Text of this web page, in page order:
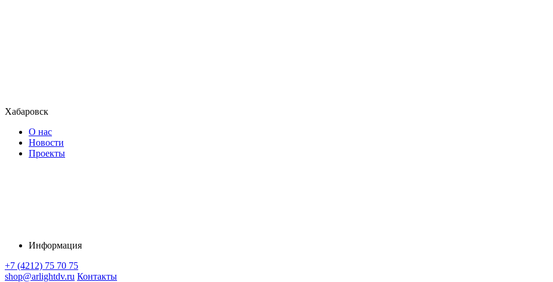
Хабаровск
О нас
Новости
Проекты
Информация
+7 (4212) 75 70 75
shop@arlightdv.ru Контакты